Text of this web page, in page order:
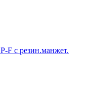
F с резин.манжет.